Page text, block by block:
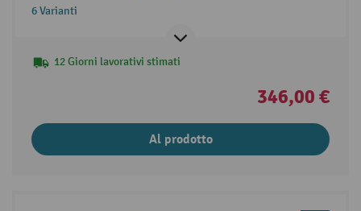
verniciato a polvere, coperchio rotondo
6 Varianti
12 Giorni lavorativi stimati
346,00 €
Al prodotto